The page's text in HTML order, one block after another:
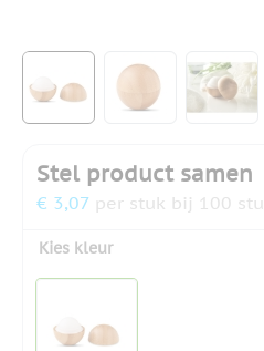
View larger image
View larger
Stel product samen
€ 3,07 per stuk bij 100
Kies kleur